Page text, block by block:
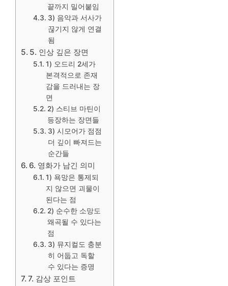
끝까지 밀어붙임
3) 음악과 서사가
끊기지 않게 연결
됨
5. 인상 깊은 장면
1) 오드리 2세가
본격적으로 존재
감을 드러내는 장
면
2) 스티브 마틴이
등장하는 장면들
3) 시모어가 점점
더 깊이 빠져드는
순간들
6. 영화가 남긴 의미
1) 욕망은 통제되
지 않으면 괴물이
된다는 점
2) 순수한 소망도
왜곡될 수 있다는
점
3) 뮤지컬도 충분
히 어둡고 독할
수 있다는 증명
7. 감상 포인트